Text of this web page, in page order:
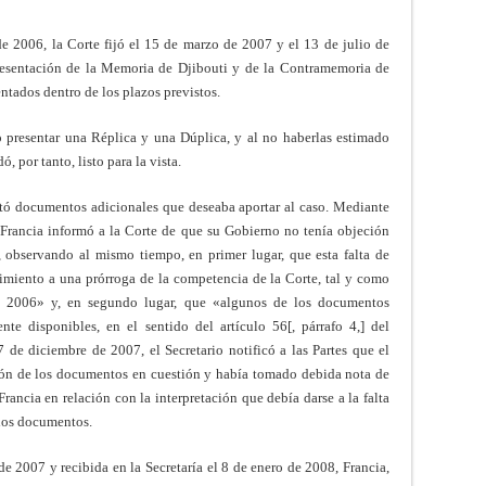
2006, la Corte fijó el 15 de marzo de 2007 y el 13 de julio de
de la Memoria de Djibouti y de la Contramemoria de
dentro de los plazos previstos.
presentar una Réplica y una Dúplica, y al no haberlas estimado
por tanto, listo para la vista.
documentos adicionales que deseaba aportar al caso. Mediante
informó a la Corte de que su Gobierno no tenía objeción
al mismo tiempo, en primer lugar, que esta falta de
a una prórroga de la competencia de la Corte, tal y como
y, en segundo lugar, que «algunos de los documentos
disponibles, en el sentido del artículo 56[, párrafo 4,] del
diciembre de 2007, el Secretario notificó a las Partes que el
de los documentos en cuestión y había tomado debida nota de
en relación con la interpretación que debía darse a la falta
documentos.
2007 y recibida en la Secretaría el 8 de enero de 2008, Francia,